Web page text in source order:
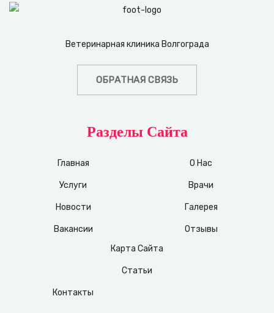
Ветеринарная клиника Волгограда
ОБРАТНАЯ СВЯЗЬ
Разделы Сайта
Главная О Нас
Услуги Врачи
Новости Галерея
Вакансии
Отзывы
Карта Сайта
Статьи
Контакты